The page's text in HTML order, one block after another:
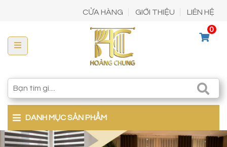
CỬA HÀNG GIỚI THIỆU LIÊN HỆ
0
DANH MỤC SẢN PHẨM